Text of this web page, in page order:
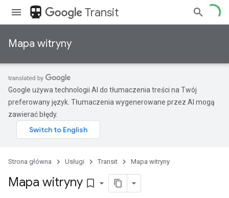
directions_transit Transit
Mapa witryny
Google używa technologii AI do tłumaczenia treści na Twój
preferowany język. Tłumaczenia wygenerowane przez AI mogą
zawierać błędy.
Strona główna Usługi Transit Mapa witryny
Mapa witryny bookmark_border